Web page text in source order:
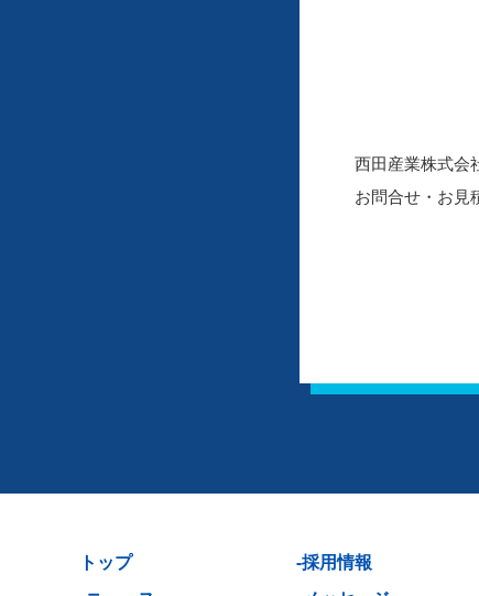
西田産業株式会
お問合せ・お見
トップ
-採用情報